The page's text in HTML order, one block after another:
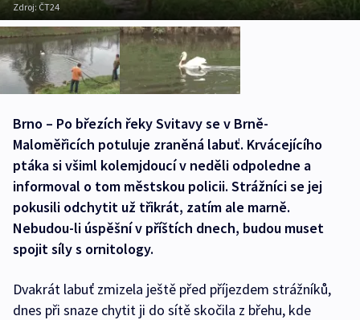
Zdroj: ČT24
Brno – Po březích řeky Svitavy se v Brně-
Maloměřicích potuluje zraněná labuť. Krvácejícího
ptáka si všiml kolemjdoucí v neděli odpoledne a
informoval o tom městskou policii. Strážníci se jej
pokusili odchytit už třikrát, zatím ale marně.
Nebudou-li úspěšní v příštích dnech, budou muset
spojit síly s ornitology.
Dvakrát labuť zmizela ještě před příjezdem strážníků,
dnes při snaze chytit ji do sítě skočila z břehu, kde